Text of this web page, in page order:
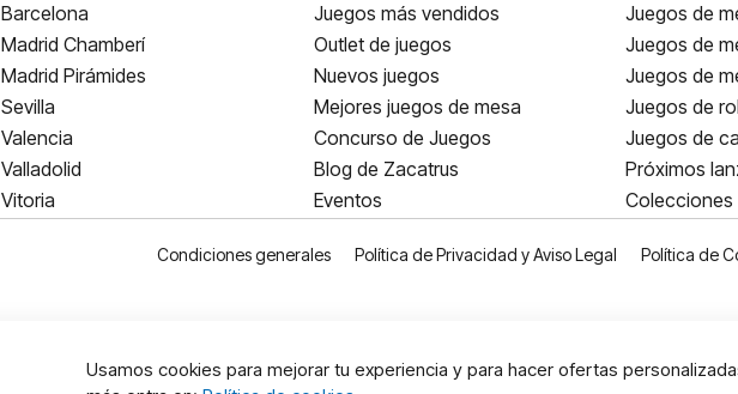
Barcelona
Madrid Chamberí
Madrid Pirámides
Sevilla
Valencia
Valladolid
Vitoria
Juegos más vendidos
Outlet de juegos
Nuevos juegos
Mejores juegos de mesa
Concurso de Juegos
Blog de Zacatrus
Eventos
Juegos de
Juegos de
Juegos de
Juegos de rol
Juegos de
Próximos
Colecciones
Condiciones generales Política de Privacidad y Aviso Legal Política de
Usamos cookies para mejorar tu experiencia y para hacer ofertas